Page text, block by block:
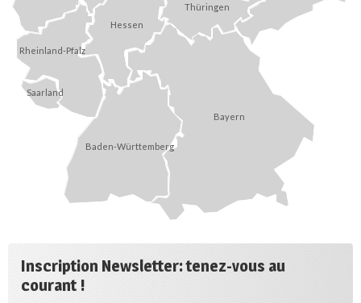
Saarland
Thüringen
Hessen
Rheinland-Pfalz
Baden-Württemberg
Bayern
Inscription Newsletter: tenez-vous au
courant !